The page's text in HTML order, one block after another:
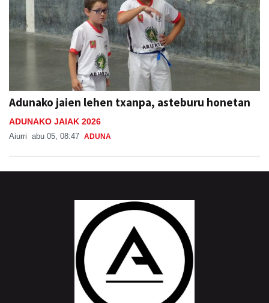
Adunako jaien lehen txanpa, asteburu honetan
ADUNAKO JAIAK 2026
Aiurri abu 05, 08:47 ADUNA